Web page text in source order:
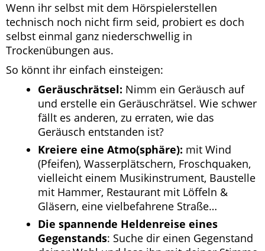
Wenn ihr selbst mit dem Hörspielerstellen
technisch noch nicht firm seid, probiert es doch
selbst einmal ganz niederschwellig in
Trockenübungen aus.
So könnt ihr einfach einsteigen:
Geräuschrätsel: Nimm ein Geräusch auf
und erstelle ein Geräuschrätsel. Wie schwer
fällt es anderen, zu erraten, wie das
Geräusch entstanden ist?
Kreiere eine Atmo(sphäre): mit Wind
(Pfeifen), Wasserplätschern, Froschquaken,
vielleicht einem Musikinstrument, Baustelle
mit Hammer, Restaurant mit Löffeln &
Gläsern, eine vielbefahrene Straße…
Die spannende Heldenreise eines
Gegenstands: Suche dir einen Gegenstand